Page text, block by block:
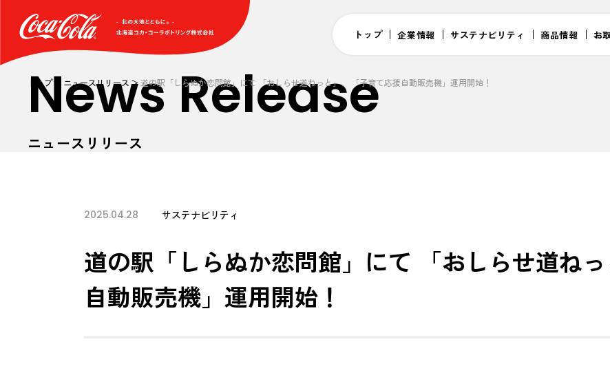
トップ 企業情報 サステナビリティ 商品情報 お
トップ ニュースリリース 道の駅「しらぬか恋問館」にて 「おしらせ道ねっと」、 「子育て応援自動販売機」運用開始！
News Release
ニュースリリース
2025.04.28 サステナビリティ
道の駅「しらぬか恋問館」にて 「おしらせ道ね
自動販売機」運用開始！